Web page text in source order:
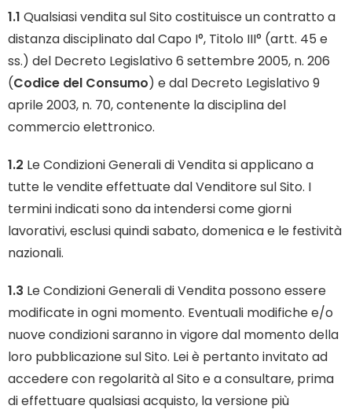
1.1 Qualsiasi vendita sul Sito costituisce un contratto a
distanza disciplinato dal Capo I°, Titolo III° (artt. 45 e
ss.) del Decreto Legislativo 6 settembre 2005, n. 206
(Codice del Consumo) e dal Decreto Legislativo 9
aprile 2003, n. 70, contenente la disciplina del
commercio elettronico.
1.2 Le Condizioni Generali di Vendita si applicano a
tutte le vendite effettuate dal Venditore sul Sito. I
termini indicati sono da intendersi come giorni
lavorativi, esclusi quindi sabato, domenica e le festività
nazionali.
1.3 Le Condizioni Generali di Vendita possono essere
modificate in ogni momento. Eventuali modifiche e/o
nuove condizioni saranno in vigore dal momento della
loro pubblicazione sul Sito. Lei è pertanto invitato ad
accedere con regolarità al Sito e a consultare, prima
di effettuare qualsiasi acquisto, la versione più